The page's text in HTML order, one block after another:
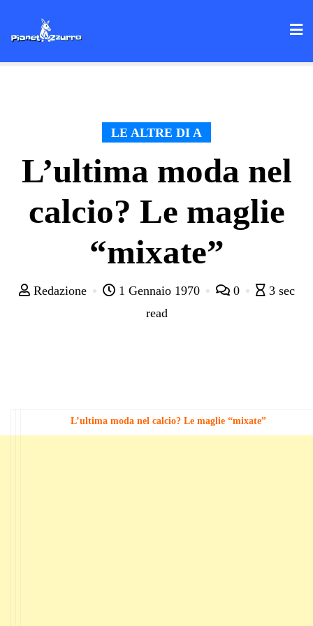
LE ALTRE DI A
L’ultima moda nel
calcio? Le maglie
“mixate”
Redazione 1 Gennaio 1970 0
3 sec
read
L’ultima moda nel calcio? Le maglie “mixate”